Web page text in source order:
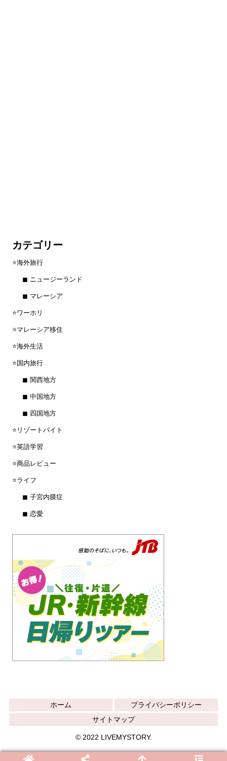
カテゴリー
⭐️海外旅行
◼︎ ニュージーランド
◼︎ マレーシア
⭐️ワーホリ
⭐️マレーシア移住
⭐️海外生活
⭐️国内旅行
◼︎ 関西地方
◼︎ 中国地方
◼︎ 四国地方
⭐️リゾートバイト
⭐️英語学習
⭐️商品レビュー
⭐️ライフ
◼︎ 子宮内膜症
◼︎ 恋愛
ホーム
プライバシーポリシー
サイトマップ
© 2022 LIVEMYSTORY.